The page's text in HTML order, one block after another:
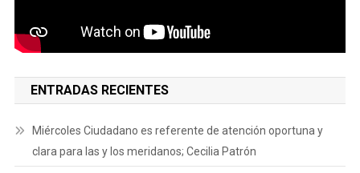
ENTRADAS RECIENTES
Miércoles Ciudadano es referente de atención oportuna y
clara para las y los meridanos; Cecilia Patrón